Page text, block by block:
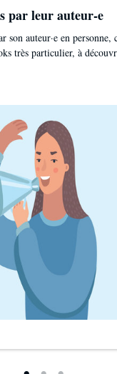
par leur auteur-e
auteur·e en personne,
très particulier, à